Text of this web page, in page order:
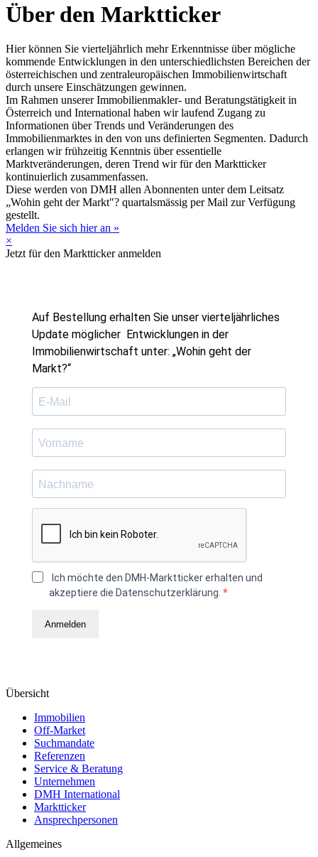
Über den Marktticker
Hier können Sie vierteljährlich mehr Erkenntnisse über mögliche
kommende Entwicklungen in den unterschiedlichsten Bereichen der
österreichischen und zentraleuropäischen Immobilienwirtschaft
durch unsere Einschätzungen gewinnen.
Im Rahmen unserer Immobilienmakler- und Beratungstätigkeit in
Österreich und International haben wir laufend Zugang zu
Informationen über Trends und Veränderungen des
Immobilienmarktes in den von uns definierten Segmenten. Dadurch
erlangen wir frühzeitig Kenntnis über essentielle
Marktveränderungen, deren Trend wir für den Marktticker
kontinuierlich zusammenfassen.
Diese werden von DMH allen Abonnenten unter dem Leitsatz
„Wohin geht der Markt"? quartalsmässig per Mail zur Verfügung
gestellt.
Melden Sie sich hier an »
×
Jetzt für den Marktticker anmelden
Auf Bestellung erhalten Sie unser vierteljährliches
Update möglicher Entwicklungen in der
Immobilienwirtschaft unter: „Wohin geht der
Markt?“
Ich möchte den DMH-Marktticker erhalten und
akzeptiere die Datenschutzerklärung.
Anmelden
Übersicht
Immobilien
Off-Market
Suchmandate
Referenzen
Service & Beratung
Unternehmen
DMH International
Marktticker
Ansprechpersonen
Allgemeines